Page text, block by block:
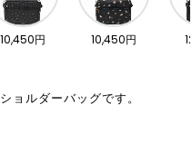
10,450円 10,450円
ョルダーバッグです。